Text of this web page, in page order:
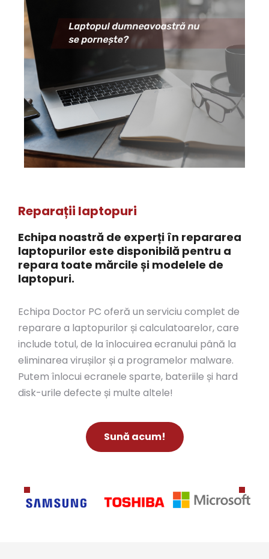
Reparații laptopuri
Echipa noastră de experți în repararea
laptopurilor este disponibilă pentru a
repara toate mărcile și modelele de
laptopuri.
Echipa Doctor PC oferă un serviciu complet de
reparare a laptopurilor și calculatoarelor, care
include totul, de la înlocuirea ecranului până la
eliminarea virușilor și a programelor malware.
Putem înlocui ecranele sparte, bateriile și hard
disk-urile defecte și multe altele!
Sună acum!